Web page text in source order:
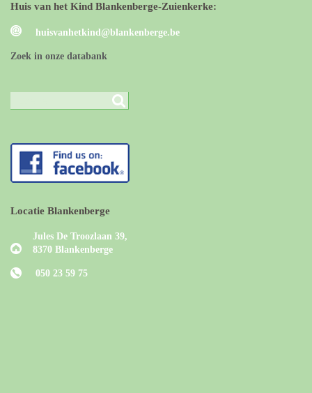
Huis van het Kind Blankenberge-Zuienkerke:
huisvanhetkind@blankenberge.be
Zoek in onze databank
Locatie Blankenberge
Jules De Troozlaan 39,
8370 Blankenberge
050 23 59 75